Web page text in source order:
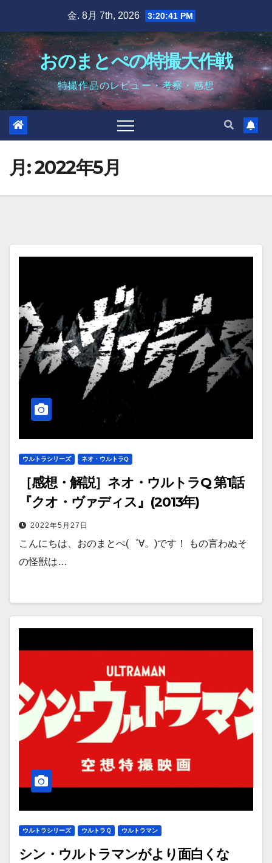
content
金. 8月 7th, 2026 3:20:42 PM
おのまとぺの特撮大作戦
特撮作品のレビュー・考察・感想
月:2022年5月
ウルトラシリーズ ネオ・ウルトラQ
［感想・解説］ネオ・ウルトラQ 第1話
『クオ・ヴァディス』(2013年)
2022年5月27日
こんにちは、おのまとぺ(゜∀。)です！ もの言わぬそ
の怪獣は…
ウルトラシリーズ ウルトラＱ ウルトラマン
シン・ウルトラマンがより面白くな